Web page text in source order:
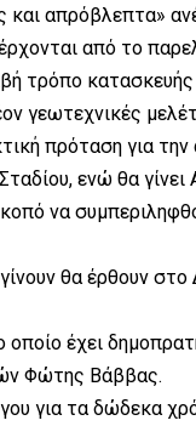
απρόβλεπτα»
από το
τρόπο
γεωτεχνικές
πρόταση για
ενώ θα γίνει
να
θα έρθουν
έχει
Φώτης Βάββας.
για τα δώδεκα